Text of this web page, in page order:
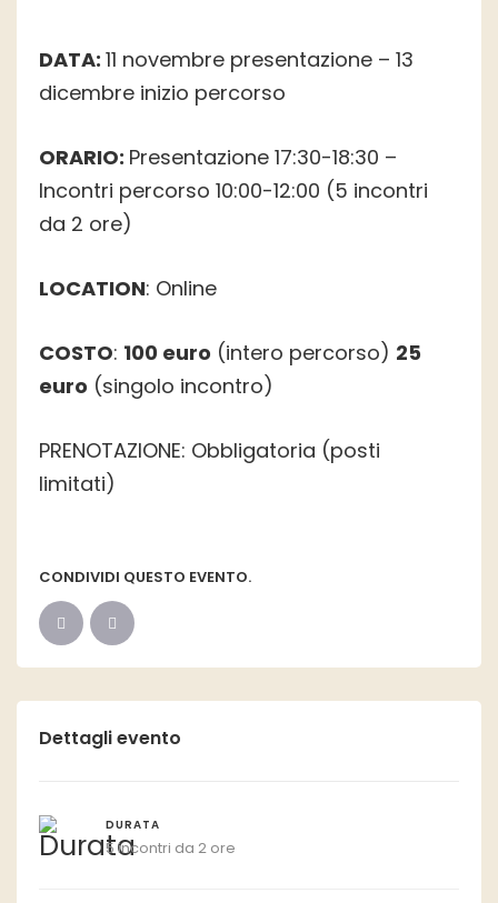
DATA: 11 novembre presentazione – 13
dicembre inizio percorso
ORARIO: Presentazione 17:30-18:30 –
Incontri percorso 10:00-12:00 (5 incontri
da 2 ore)
LOCATION: Online
COSTO: 100 euro (intero percorso) 25
euro (singolo incontro)
PRENOTAZIONE: Obbligatoria (posti
limitati)
CONDIVIDI QUESTO EVENTO.
Dettagli evento
DURATA
5 incontri da 2 ore